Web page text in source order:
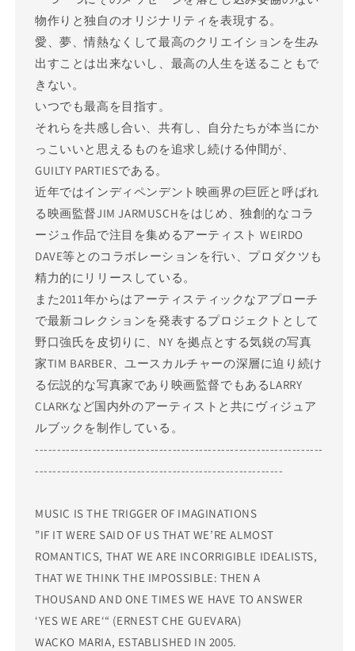
物作りと独自のオリジナリティを表現する。
愛、夢、情熱なくして最高のクリエイションを生み
出すことは出来ないし、最高の人生を送ることもで
きない。
いつでも最高を目指す。
それらを共感し合い、共有し、自分たちが本当にか
っこいいと思えるものを追求し続ける仲間が、
GUILTY PARTIESである。
近年ではインディペンデント映画界の巨匠と呼ばれ
る映画監督JIM JARMUSCHをはじめ、独創的なコラ
ージュ作品で注目を集めるアーティスト WEIRDO
DAVE等とのコラボレーションを行い、プロダクツも
精力的にリリースしている。
また2011年からはアーティスティックなアプローチ
で最新コレクションを発表するプロジェクトとして
野口強氏を皮切りに、NY を拠点とする気鋭の写真
家TIM BARBER、ユースカルチャーの深層に迫り続け
る伝説的な写真家であり映画監督でもあるLARRY
CLARKなど国内外のアーティストと共にヴィジュア
ルブックを制作している。
-----------------------------------------------------------------
--------------------------------------------------------
MUSIC IS THE TRIGGER OF IMAGINATIONS
”IF IT WERE SAID OF US THAT WE’RE ALMOST
ROMANTICS, THAT WE ARE INCORRIGIBLE IDEALISTS,
THAT WE THINK THE IMPOSSIBLE: THEN A
THOUSAND AND ONE TIMES WE HAVE TO ANSWER
‘YES WE ARE‘“ (ERNEST CHE GUEVARA)
WACKO MARIA, ESTABLISHED IN 2005.